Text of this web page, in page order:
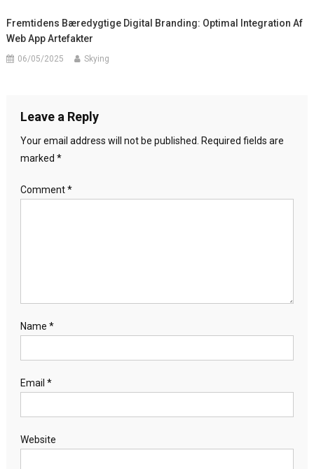
Fremtidens Bæredygtige Digital Branding: Optimal Integration Af
Web App Artefakter
06/05/2025 Skying
Leave a Reply
Your email address will not be published.
Required fields are
marked *
Comment*
Name *
Email *
Website